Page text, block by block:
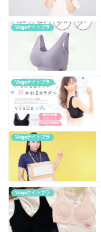
Viageナイトブラ
Viageナイトブラ
Viageナイトブラ
Viageナイトブラ